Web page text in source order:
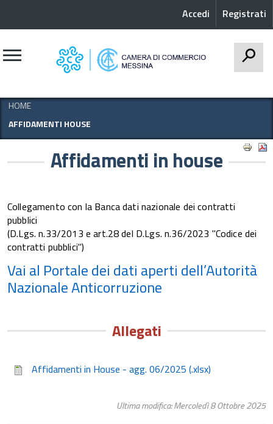
Registrati
Accedi
HOME
AFFIDAMENTI HOUSE
Affidamenti in house
Collegamento con la Banca dati nazionale dei contratti
pubblici
(D.Lgs. n.33/2013 e art.28 del D.Lgs. n.36/2023 "Codice dei
contratti pubblici")
Vai al Portale dei dati aperti dell’Autorità
Nazionale Anticorruzione
Allegati
Affidamenti in House - agg. 06/2025 (.xlsx)
Ultima modifica: Mercoledì 8 Ottobre 2025